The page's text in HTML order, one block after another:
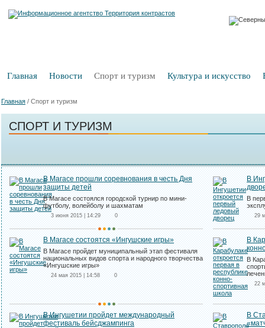
Главная Новости Спорт и туризм Культура и искусство
Главная / Спорт и туризм
СПОРТ И ТУРИЗМ
В Магасе прошли соревнования в честь Дня
защиты детей
В Магасе состоялся городской турнир по мини-
футболу, волейболу и шахматам
3 июня 2015 | 14:29 0
В
В
29
В Магасе состоятся «Ингушские игры»
В Магасе пройдет муниципальный этап фестиваля
национальных видов спорта и народного творчества
«Ингушские игры»
24 мая 2015 | 14:58 0
В
В
22
В Ингушетии пройдет международный
фестиваль бейсджампинга
В